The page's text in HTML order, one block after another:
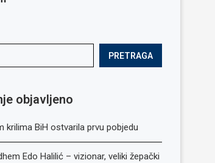
PRETRAGA
objavljeno
krilima BiH ostvarila prvu pobjedu
Edo Halilić – vizionar, veliki žepački